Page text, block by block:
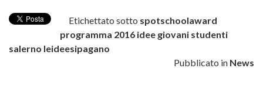
Etichettato sotto spotschoolaward
programma 2016 idee giovani studenti
salerno leideesipagano
Pubblicato in News